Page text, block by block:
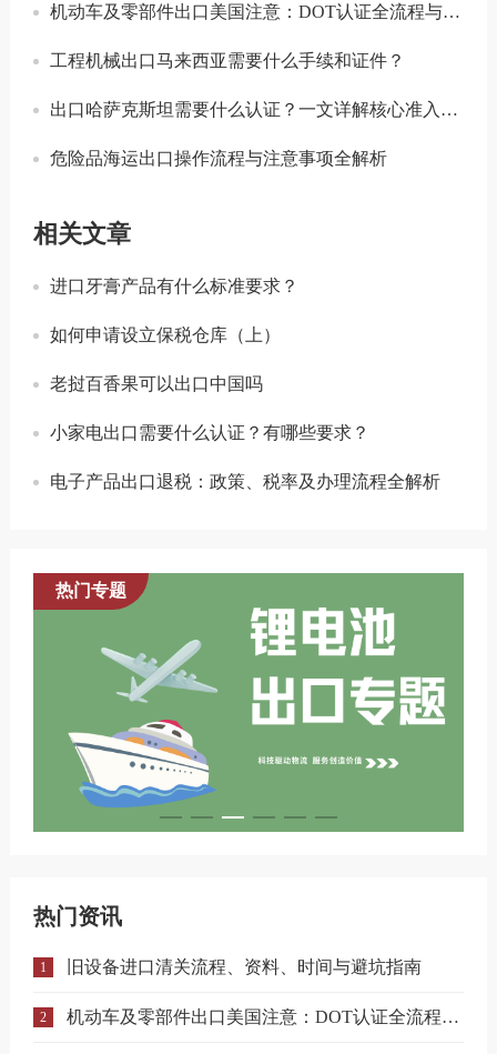
机动车及零部件出口美国注意：DOT认证全流程与合规要点详解
工程机械出口马来西亚需要什么手续和证件？
出口哈萨克斯坦需要什么认证？一文详解核心准入要求
危险品海运出口操作流程与注意事项全解析
相关文章
进口牙膏产品有什么标准要求？
如何申请设立保税仓库（上）
老挝百香果可以出口中国吗
小家电出口需要什么认证？有哪些要求？
电子产品出口退税：政策、税率及办理流程全解析
热门专题
热门资讯
1 旧设备进口清关流程、资料、时间与避坑指南
2 机动车及零部件出口美国注意：DOT认证全流程与合规要点详解